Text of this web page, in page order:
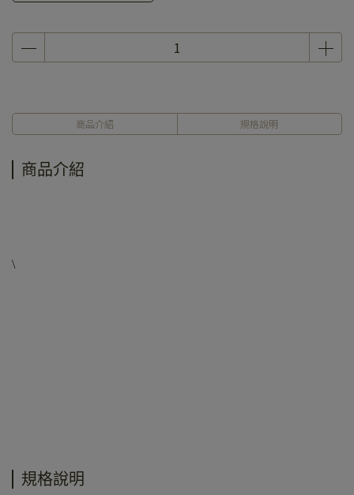
商品介紹 規格說明
商品介紹
\
規格說明